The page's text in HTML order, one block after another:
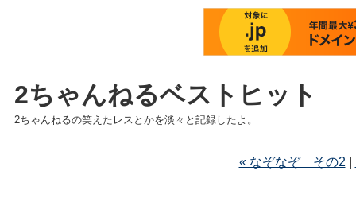
2ちゃんねるベストヒット
2ちゃんねるの笑えたレスとかを淡々と記録したよ。
« なぞなぞ その2